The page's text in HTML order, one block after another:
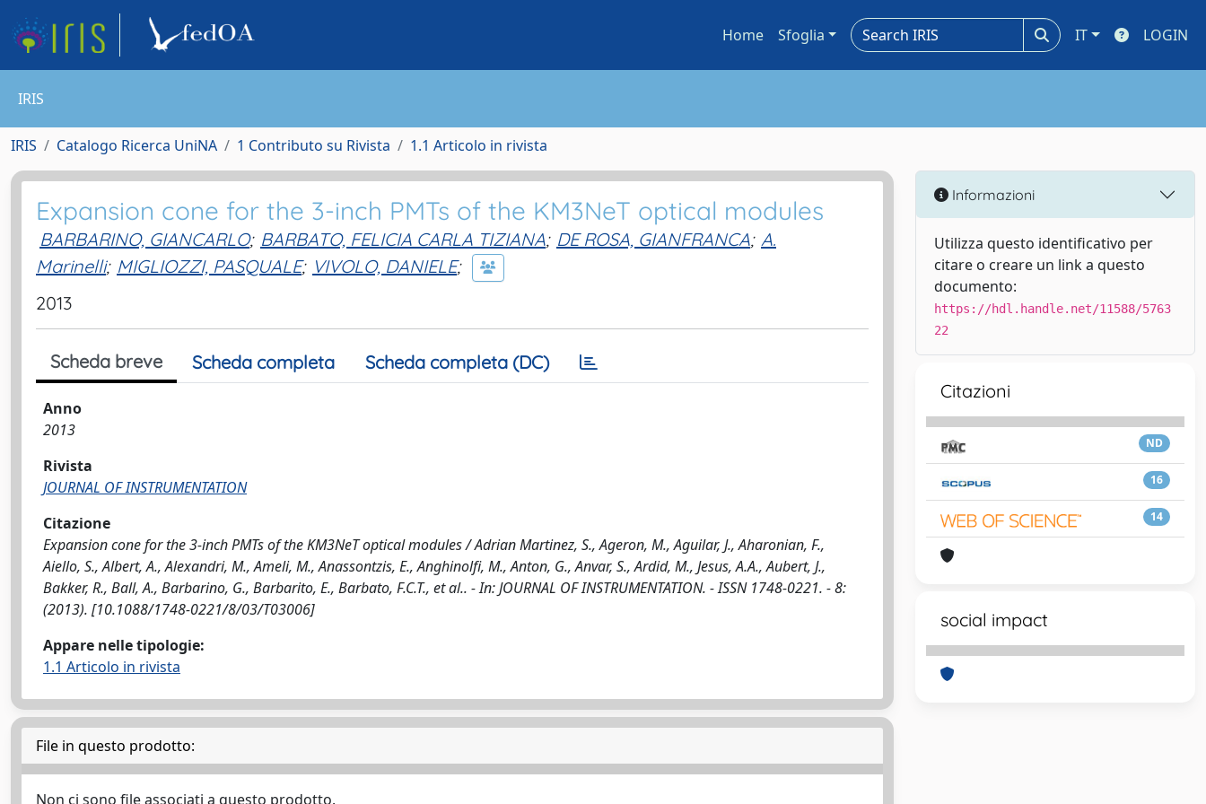
Home Sfoglia IT LOGIN
IRIS
IRIS Catalogo Ricerca UniNA 1 Contributo su Rivista 1.1 Articolo in rivista
Expansion cone for the 3-inch PMTs of the KM3NeT optical modules
BARBARINO, GIANCARLO; BARBATO, FELICIA CARLA TIZIANA; DE ROSA, GIANFRANCA; A.
Marinelli; MIGLIOZZI, PASQUALE; VIVOLO, DANIELE;
2013
Scheda breve Scheda completa Scheda completa (DC)
Anno
2013
Rivista
JOURNAL OF INSTRUMENTATION
Citazione
Expansion cone for the 3-inch PMTs of the KM3NeT optical modules / Adrian Martinez, S., Ageron, M., Aguilar, J., Aharonian, F.,
Aiello, S., Albert, A., Alexandri, M., Ameli, M., Anassontzis, E., Anghinolfi, M., Anton, G., Anvar, S., Ardid, M., Jesus, A.A., Aubert, J.,
Bakker, R., Ball, A., Barbarino, G., Barbarito, E., Barbato, F.C.T., et al.. - In: JOURNAL OF INSTRUMENTATION. - ISSN 1748-0221. - 8:
(2013). [10.1088/1748-0221/8/03/T03006]
Appare nelle tipologie:
1.1 Articolo in rivista
File in questo prodotto:
Non ci sono file associati a questo prodotto.
Informazioni
Utilizza questo identificativo per
citare o creare un link a questo
documento:
https://hdl.handle.net/11588/5763
22
Citazioni
ND
16
14
social impact